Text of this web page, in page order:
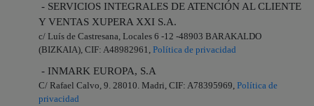
- SERVICIOS INTEGRALES DE ATENCIÓN AL CLIENTE
Y VENTAS XUPERA XXI S.A.
c/ Luís de Castresana, Locales 6 -12 -48903 BARAKALDO
(BIZKAIA), CIF: A48982961, Política de privacidad
- INMARK EUROPA, S.A
C/ Rafael Calvo, 9. 28010. Madri, CIF: A78395969, Política de
privacidad